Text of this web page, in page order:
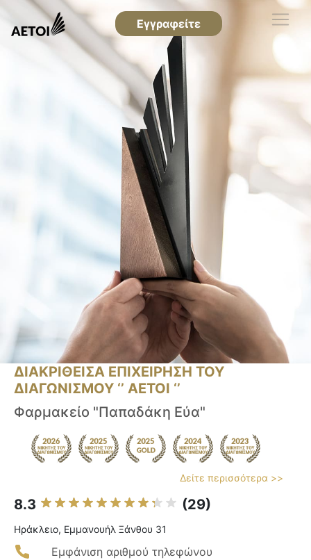
Εγγραφείτε
ΔΙΑΚΡΙΘΕΙΣΑ ΕΠΙΧΕΙΡΗΣΗ ΤΟΥ
ΔΙΑΓΩΝΙΣΜΟΥ ‘’ ΑΕΤΟΙ ‘’
Φαρμακείο "Παπαδάκη Εύα"
Δείτε περισσότερα >>
8.3 (29)
Ηράκλειο, Εμμανουήλ Ξάνθου 31
Εμφάνιση αριθμού τηλεφώνου